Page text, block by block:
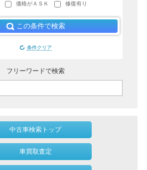
価格がＡＳＫ 修復有り
この条件で検索
条件クリア
フリーワードで検索
中古車検索トップ
車買取査定